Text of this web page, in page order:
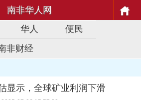
南非华人网
华人
便民
非财经
显示，全球矿业利润下滑